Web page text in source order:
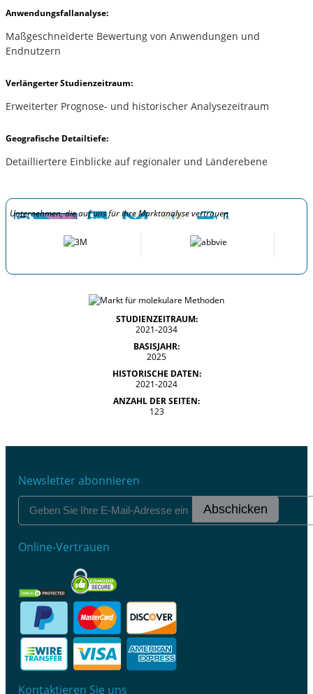
Anwendungsfallanalyse:
Maßgeschneiderte Bewertung von Anwendungen und
Endnutzern
Verlängerter Studienzeitraum:
Erweiterter Prognose- und historischer Analysezeitraum
Geografische Detailtiefe:
Detailliertere Einblicke auf regionaler und Länderebene
Unternehmen, die auf uns für ihre Marktanalyse vertrauen
STUDIENZEITRAUM:
2021-2034
BASISJAHR:
2025
HISTORISCHE DATEN:
2021-2024
ANZAHL DER SEITEN:
123
Newsletter abonnieren
Abschicken
Online-Vertrauen
Kontaktieren Sie uns